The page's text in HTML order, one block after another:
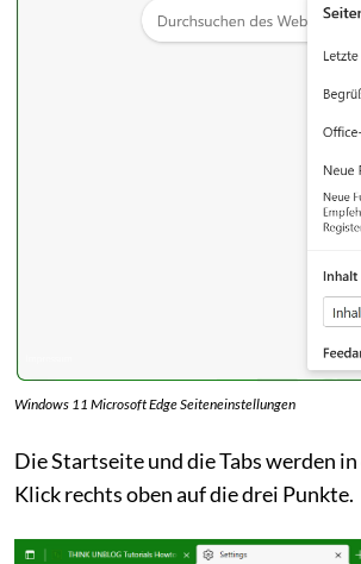
Windows 11 Microsoft Edge Seiteneinstellungen
Die Startseite und die Tabs werden
Klick rechts oben auf die drei Punkte.